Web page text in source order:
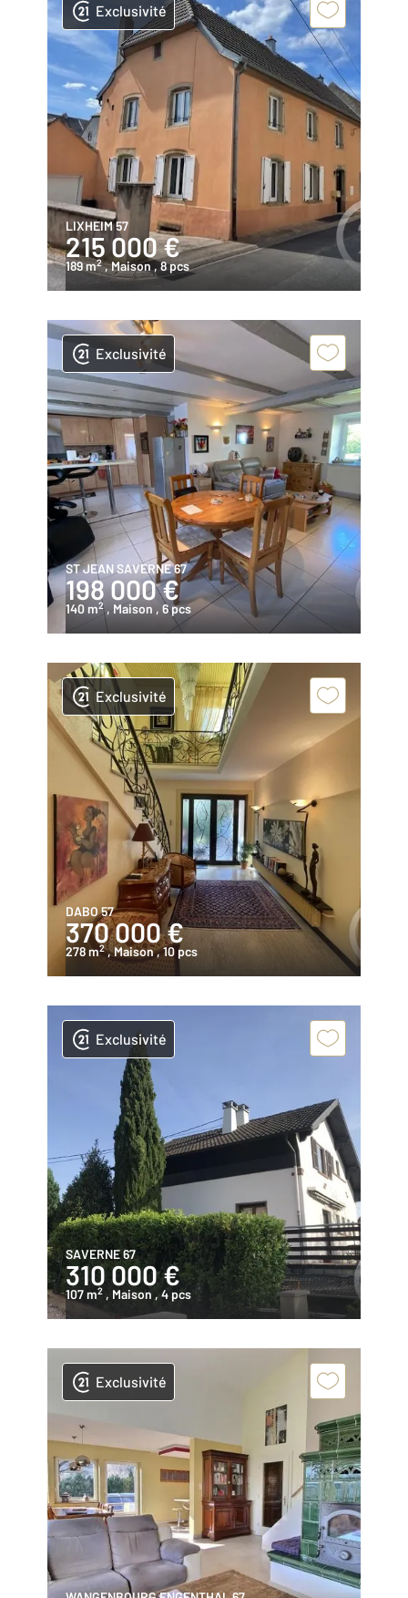
Exclusivité
LIXHEIM 57
215 000 €
189 m2 , Maison , 8 pcs
Exclusivité
ST JEAN SAVERNE 67
198 000 €
140 m2 , Maison , 6 pcs
Exclusivité
DABO 57
370 000 €
278 m2 , Maison, 10 pcs
Exclusivité
SAVERNE 67
310 000 €
107 m2 , Maison , 4 pcs
Exclusivité